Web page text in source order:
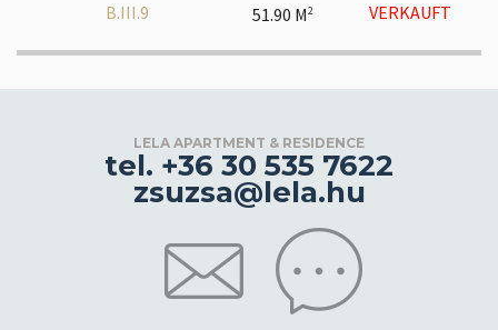
B.III.9 51.90 M2 VERKAUFT
LELA APARTMENT & RESIDENCE
tel. +36 30 535 7622
zsuzsa@lela.hu